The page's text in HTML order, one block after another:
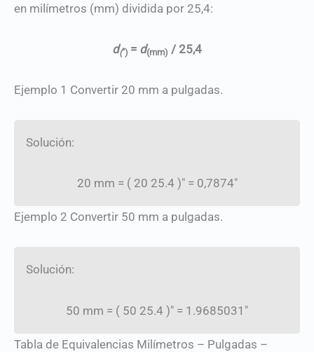
en milímetros (mm) dividida por 25,4:
d(″) = d(mm) / 25,4
Ejemplo 1 Convertir 20 mm a pulgadas.
Solución:
20 mm = ( 20 25.4 )″ = 0,7874″
Ejemplo 2 Convertir 50 mm a pulgadas.
Solución:
50 mm = ( 50 25.4 )″ = 1.9685031″
Tabla de Equivalencias Milímetros – Pulgadas –